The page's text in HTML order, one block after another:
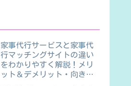
家事代行サービスと家事代
行マッチングサイトの違い
をわかりやすく解説！メリ
ット＆デメリット・向き不